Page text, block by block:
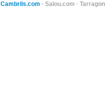
Cambrils.com · Salou.com ·